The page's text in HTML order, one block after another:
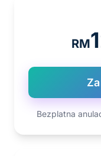
RM
Bezplatna